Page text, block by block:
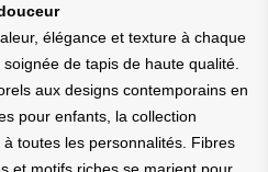
élégance et texture à chaque
de tapis de haute qualité.
aux designs contemporains en
pour enfants, la collection
toutes les personnalités. Fibres
et motifs riches se marient pour